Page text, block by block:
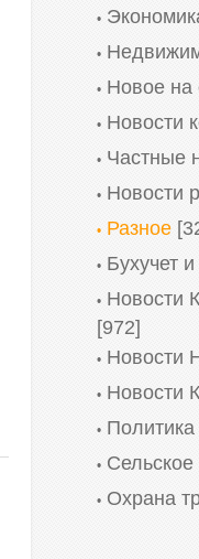
Новое на
Новости
Частные
Новости
Разное
Бухучет
Новости
[972]
Новости
Новости
Политика
Сельское
Охрана